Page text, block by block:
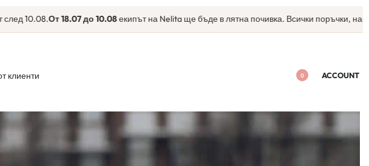
10.08.От 18.07 до 10.08екипът на Nelita ще бъде в лятна почивка. Всички поръчки,
клиенти 0 ACCOUNT